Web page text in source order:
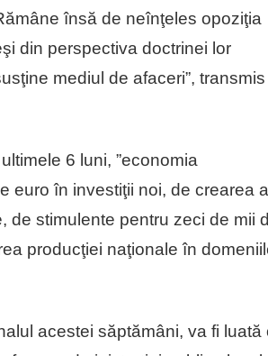
însă de neînţeles opoziţia
din perspectiva doctrinei lor
mediul de afaceri”, transmis
6 luni, ”economia
euro în investiţii noi, de crearea a
de stimulente pentru zeci de mii
producţiei naţionale în
acestei săptămâni, va fi luată